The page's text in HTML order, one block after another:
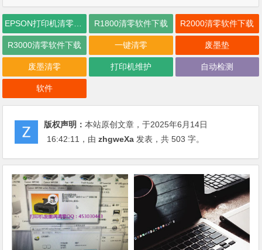
R1800清零软件下载 R2000清零软件下载
R3000清零软件下载 一键清零 废墨垫
废墨清零 打印机维护 自动检测
软件
版权声明：本站原创文章，于2025年6月14日
16:42:11 ，由zhgweXa 发表，共 503 字。